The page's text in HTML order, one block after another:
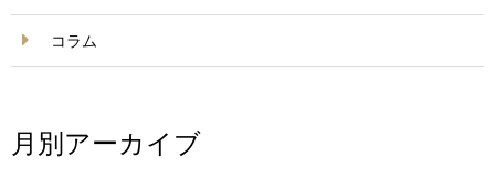
コラム
月別アーカイブ